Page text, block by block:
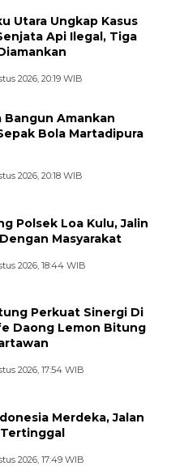
Utara Ungkap Kasus
Api Ilegal, Tiga
2026, 20:19 WIB
Bangun Amankan
Bola Martadipura
2026, 20:18 WIB
Polsek Loa Kulu, Jalin
Masyarakat
2026, 18:44 WIB
Perkuat Sinergi Di
Daong Lemon Bitung
2026, 17:54 WIB
Merdeka, Jalan
Tertinggal
2026, 17:49 WIB